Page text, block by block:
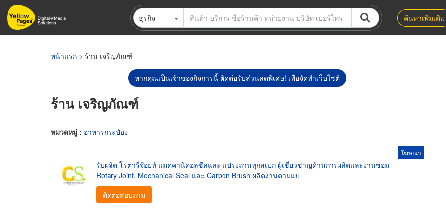
ข้าม
ไป
ธุรกิจ ค้นหาเพิ่มเติม
หน้าแรก > ร้าน เจริญภัณฑ์
หากคุณเป็นเจ้าของกิจการนี้ ติดต่อรับส่วนลดพิเศษ! เพื่อจัดทำเว็บไซต์
ร้าน เจริญภัณฑ์
หมวดหมู่ : อาหารกระป๋อง
โฆษณา
รับผลิต โรตารี่จ๊อยท์ แมคคานิคอลซีลและ แปรงถ่านทุกสเปก ผู้เชี่ยวชาญด้านการผลิตและงานซ่อม
Rotary Joint, Mechanical Seal และ Carbon Brush ผลิตงานตามแบ
ติดต่อสอบถาม